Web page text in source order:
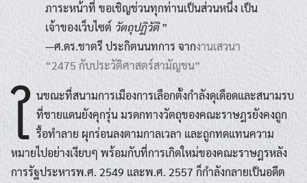
ภาระหน้าที่ ขอเชิญช่วนทุกท่านเป็นส่วนหนึ่ง เป็น
เจ้าของเว็บไซต์ วัตถุปฏิวัติ”
—ศ.ดร.ชาตรี ประกิตนนทการ จากงานเสวนา
“2475 กับประวัติศาสตร์สามัญชน”
ใ นขณะที่สนามการเมืองการเลือกตั้งกำลังดุเดือดและสนามรบ
ที่ชายแดนยังคุกรุ่น มรดกทางวัตถุของคณะราษฎรยังคงถูก
รื้อทำลาย ผุกร่อนลงตามกาลเวลา และถูกทดแทนความ
หมายไปอย่างเงียบๆ พร้อมกับที่การเกิดใหม่ของคณะราษฎรหลัง
การรัฐประหารพ.ศ. 2549 และพ.ศ. 2557 ก็กำลังกลายเป็นอดีต